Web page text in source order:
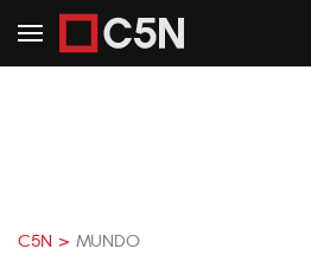
C5N > MUNDO